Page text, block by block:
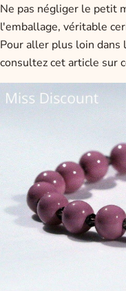
Ne pas négliger le petit
l'emballage, véritable
Pour aller plus loin dans
consultez cet article sur